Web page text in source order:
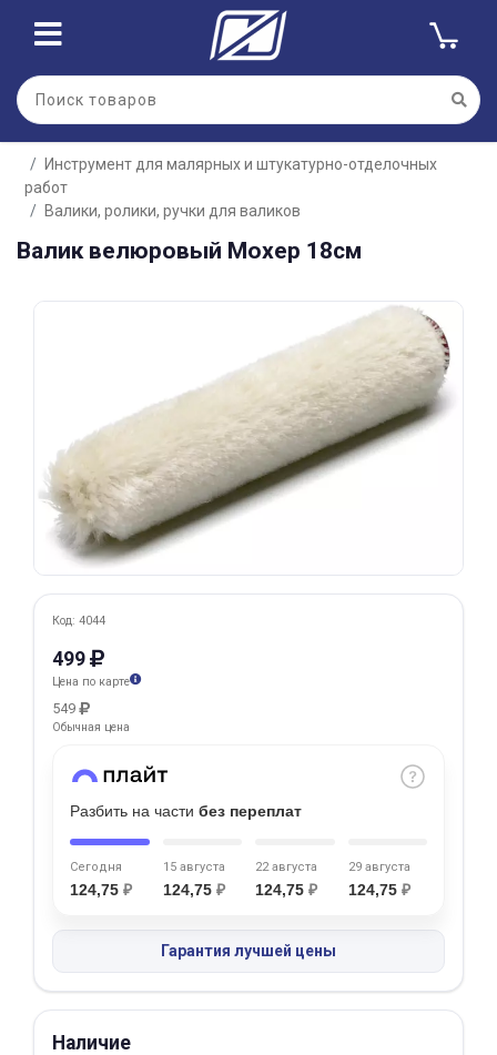
Инструмент для малярных и штукатурно-отделочных
работ
Валики, ролики, ручки для валиков
Валик велюровый Мохер 18см
Код: 4044
499
Цена по карте
549
Обычная цена
Разбить на части без переплат
Сегодня
124,75 ₽
15 августа
124,75 ₽
22 августа
124,75 ₽
29 августа
124,75 ₽
Гарантия лучшей цены
Наличие
Для клиентов всех банков
Разбейте
оплатуна части
без переплат
Добавляйте товары
в корзину
25% картой любого банка
Получайте товар
списываться
с вашей карты
по25% каждые 2 недели
Подробнее
об оплате Плайтом